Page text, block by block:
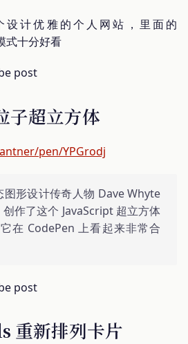
设计优雅的个人网站，里面的
式十分好看
超立方体
pen/YPGrodj
图形设计传奇人物 Dave Whyte
作了这个 JavaScript 超立方体
在 CodePen 上看起来非常合
重新排列卡片